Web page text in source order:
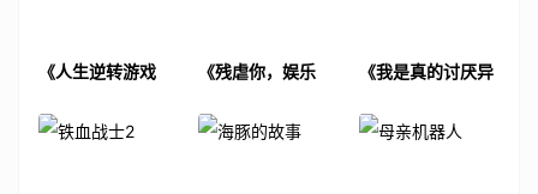
《人生逆转游戏
《残虐你，娱乐
《我是真的讨厌异
案